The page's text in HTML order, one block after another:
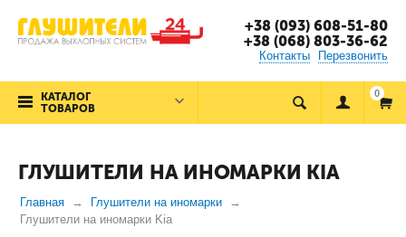
+38 (093) 608-51-80
+38 (068) 803-36-62
Контакты Перезвонить
КАТАЛОГ
ТОВАРОВ
0
ГЛУШИТЕЛИ НА ИНОМАРКИ KIA
Главная
Глушители на иномарки
Глушители на иномарки Kia